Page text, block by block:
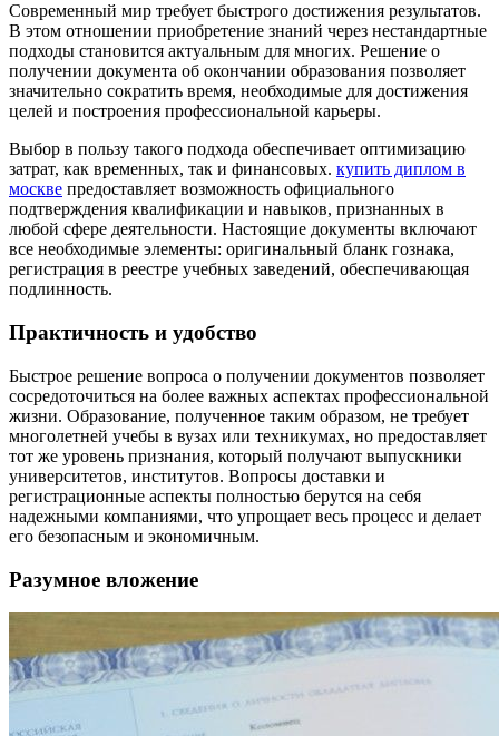
Современный мир требует быстрого достижения результатов.
В этом отношении приобретение знаний через нестандартные
подходы становится актуальным для многих. Решение о
получении документа об окончании образования позволяет
значительно сократить время, необходимые для достижения
целей и построения профессиональной карьеры.
Выбор в пользу такого подхода обеспечивает оптимизацию
затрат, как временных, так и финансовых. купить диплом в
москве предоставляет возможность официального
подтверждения квалификации и навыков, признанных в
любой сфере деятельности. Настоящие документы включают
все необходимые элементы: оригинальный бланк гознака,
регистрация в реестре учебных заведений, обеспечивающая
подлинность.
Практичность и удобство
Быстрое решение вопроса о получении документов позволяет
сосредоточиться на более важных аспектах профессиональной
жизни. Образование, полученное таким образом, не требует
многолетней учебы в вузах или техникумах, но предоставляет
тот же уровень признания, который получают выпускники
университетов, институтов. Вопросы доставки и
регистрационные аспекты полностью берутся на себя
надежными компаниями, что упрощает весь процесс и делает
его безопасным и экономичным.
Разумное вложение